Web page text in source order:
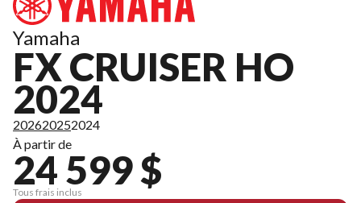
Yamaha
FX CRUISER HO
2024
202620252024
À partir de
24 599 $
Tous frais inclus